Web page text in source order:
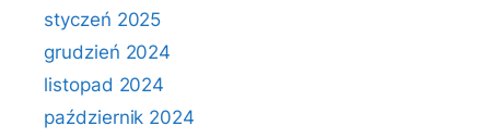
styczeń 2025
grudzień 2024
listopad 2024
październik 2024